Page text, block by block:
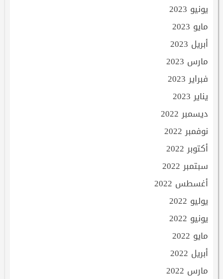
يونيو 2023
مايو 2023
أبريل 2023
مارس 2023
فبراير 2023
يناير 2023
ديسمبر 2022
نوفمبر 2022
أكتوبر 2022
سبتمبر 2022
أغسطس 2022
يوليو 2022
يونيو 2022
مايو 2022
أبريل 2022
مارس 2022